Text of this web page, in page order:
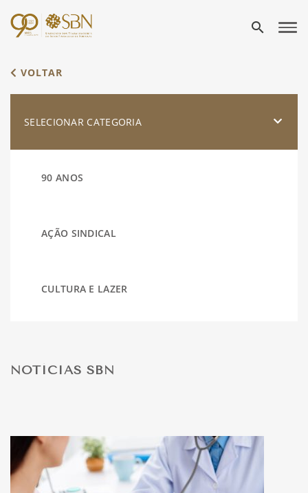
search
VOLTAR
SELECIONAR CATEGORIA
90 ANOS
AÇÃO SINDICAL
CULTURA E LAZER
SAÚDE
NOTÍCIAS SBN